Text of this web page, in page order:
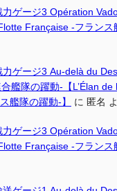
力ゲージ3 Opération
Française -フランス
力ゲージ3 Au-delà du
艦隊の躍動-【L’Élan de
艦隊の躍動-】
に 匿名
力ゲージ3 Opération
Française -フランス